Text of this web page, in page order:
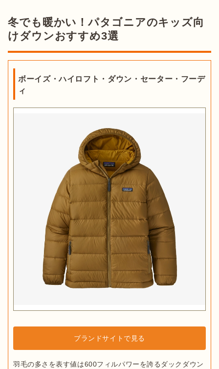
冬でも暖かい！パタゴニアのキッズ向
けダウンおすすめ3選
ボーイズ・ハイロフト・ダウン・セーター・フーデ
ィ
ブランドサイトで見る
羽毛の多さを表す値は600フィルパワーを誇るダックダウン